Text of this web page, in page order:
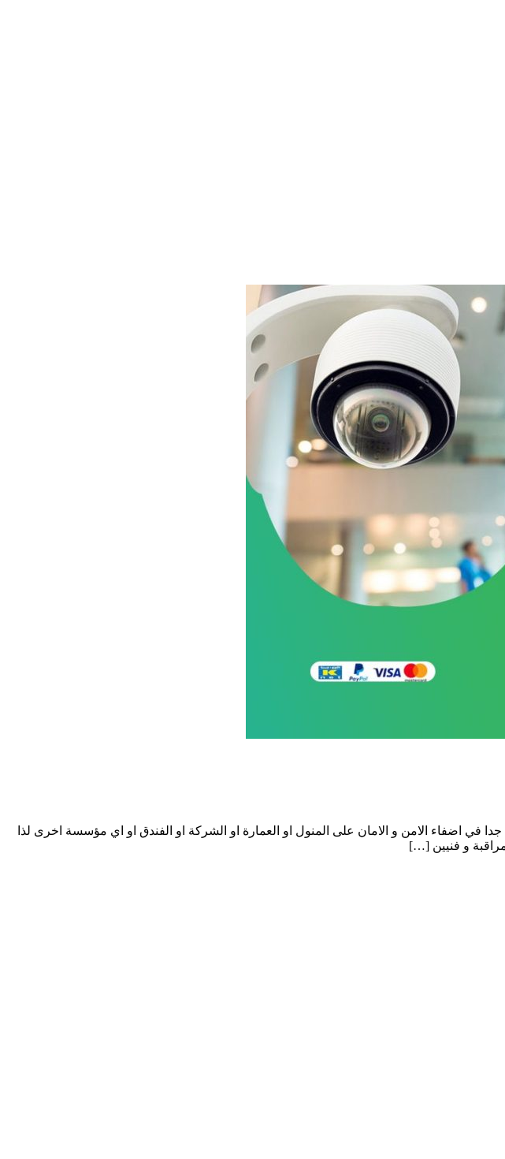
في اضفاء الامن و الامان على المنول او العمارة او الشركة او الفندق او اي مؤسسة اخرى لذا
و فنيين […]